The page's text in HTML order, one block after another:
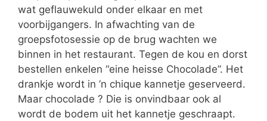
wat geflauwekuld onder elkaar en met
voorbijgangers. In afwachting van de
groepsfotosessie op de brug wachten we
binnen in het restaurant. Tegen de kou en dorst
bestellen enkelen “eine heisse Chocolade”. Het
drankje wordt in ’n chique kannetje geserveerd.
Maar chocolade ? Die is onvindbaar ook al
wordt de bodem uit het kannetje geschraapt.